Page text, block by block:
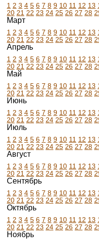
1 2 3 4 5 6 7 8 9 10 11 12 13
20 21 22 23 24 25 26 27 28
Март
1 2 3 4 5 6 7 8 9 10 11 12 13
20 21 22 23 24 25 26 27 28
Апрель
1 2 3 4 5 6 7 8 9 10 11 12 13
20 21 22 23 24 25 26 27 28
Май
1 2 3 4 5 6 7 8 9 10 11 12 13
20 21 22 23 24 25 26 27 28
Июнь
1 2 3 4 5 6 7 8 9 10 11 12 13
20 21 22 23 24 25 26 27 28
Июль
1 2 3 4 5 6 7 8 9 10 11 12 13
20 21 22 23 24 25 26 27 28
Август
1 2 3 4 5 6 7 8 9 10 11 12 13
20 21 22 23 24 25 26 27 28
Сентябрь
1 2 3 4 5 6 7 8 9 10 11 12 13
20 21 22 23 24 25 26 27 28
Октябрь
1 2 3 4 5 6 7 8 9 10 11 12 13
20 21 22 23 24 25 26 27 28
Ноябрь